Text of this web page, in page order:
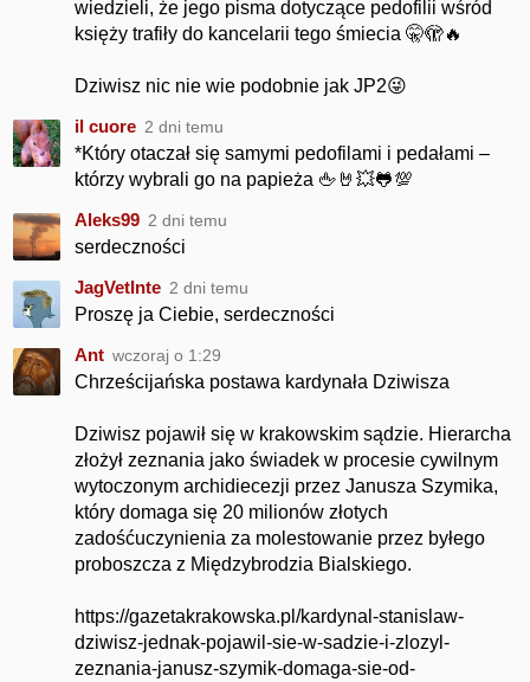
wiedzieli, że jego pisma dotyczące pedofilii wśród
księży trafiły do kancelarii tego śmiecia 🤫🫣🔥
Dziwisz nic nie wie podobnie jak JP2😜
il cuore 2 dni temu
*Który otaczał się samymi pedofilami i pedałami –
którzy wybrali go na papieża 🖕🤘💥🐸💯
Aleks99 2 dni temu
serdeczności
JagVetInte 2 dni temu
Proszę ja Ciebie, serdeczności
Ant wczoraj o 1:29
Chrześcijańska postawa kardynała Dziwisza
Dziwisz pojawił się w krakowskim sądzie. Hierarcha
złożył zeznania jako świadek w procesie cywilnym
wytoczonym archidiecezji przez Janusza Szymika,
który domaga się 20 milionów złotych
zadośćuczynienia za molestowanie przez byłego
proboszcza z Międzybrodzia Bialskiego.
https://gazetakrakowska.pl/kardynal-stanislaw-
dziwisz-jednak-pojawil-sie-w-sadzie-i-zlozyl-
zeznania-janusz-szymik-domaga-sie-od-